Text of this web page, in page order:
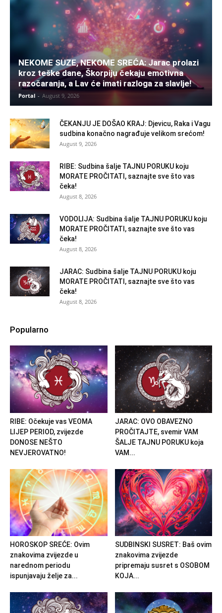
NEKOME SUZE, NEKOME SREĆA: Jarac prolazi
kroz teške dane, Škorpiju čekaju emotivna
razočaranja, a Lav će imati razloga za slavlje!
Portal - August 9, 2026
ČEKANJU JE DOŠAO KRAJ: Djevicu, Raka i Vagu
sudbina konačno nagrađuje velikom srećom!
August 9, 2026
RIBE: Sudbina šalje TAJNU PORUKU koju
MORATE PROČITATI, saznajte sve što vas
čeka!
August 8, 2026
VODOLIJA: Sudbina šalje TAJNU PORUKU koju
MORATE PROČITATI, saznajte sve što vas
čeka!
August 8, 2026
JARAC: Sudbina šalje TAJNU PORUKU koju
MORATE PROČITATI, saznajte sve što vas
čeka!
August 8, 2026
Popularno
RIBE: Očekuje vas VEOMA
LIJEP PERIOD, zvijezde
DONOSE NEŠTO
NEVJEROVATNO!
JARAC: OVO OBAVEZNO
PROČITAJTE, svemir VAM
ŠALJE TAJNU PORUKU koja
VAM...
HOROSKOP SREĆE: Ovim
znakovima zvijezde u
narednom periodu
ispunjavaju želje za...
SUDBINSKI SUSRET: Baš ovim
znakovima zvijezde
pripremaju susret s OSOBOM
KOJA...